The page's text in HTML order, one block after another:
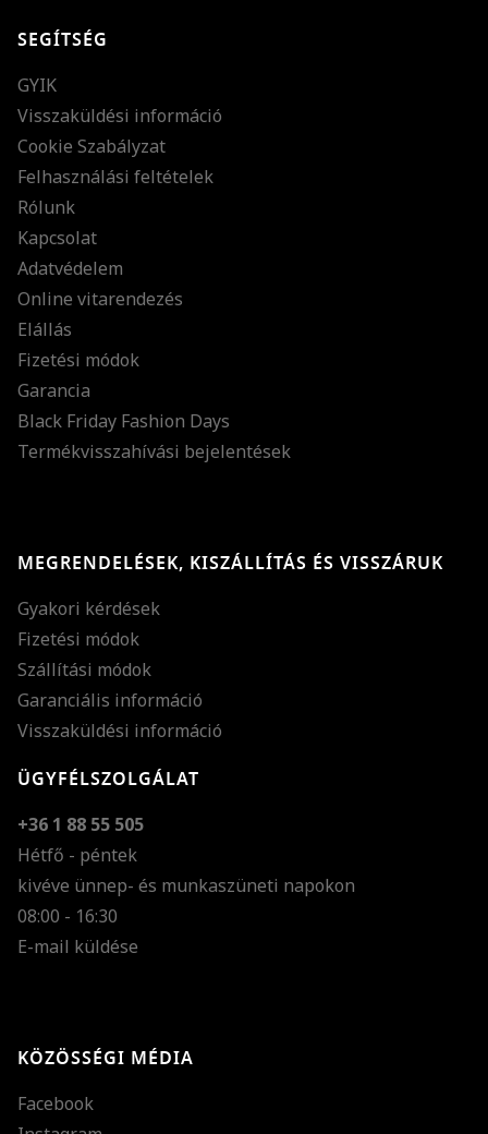
SEGÍTSÉG
GYIK
Visszaküldési információ
Cookie Szabályzat
Felhasználási feltételek
Rólunk
Kapcsolat
Adatvédelem
Online vitarendezés
Elállás
Fizetési módok
Garancia
Black Friday Fashion Days
Termékvisszahívási bejelentések
MEGRENDELÉSEK, KISZÁLLÍTÁS ÉS VISSZÁRUK
Gyakori kérdések
Fizetési módok
Szállítási módok
Garanciális információ
Visszaküldési információ
ÜGYFÉLSZOLGÁLAT
+36 1 88 55 505
Hétfő - péntek
kivéve ünnep- és munkaszüneti napokon
08:00 - 16:30
E-mail küldése
KÖZÖSSÉGI MÉDIA
Facebook